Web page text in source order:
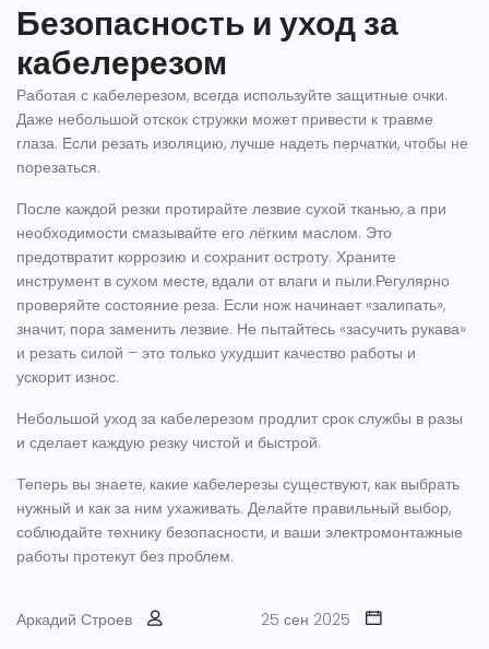
Безопасность и уход за
кабелерезом
Работая с кабелерезом, всегда используйте защитные очки.
Даже небольшой отскок стружки может привести к травме
глаза. Если резать изоляцию, лучше надеть перчатки, чтобы не
порезаться.
После каждой резки протирайте лезвие сухой тканью, а при
необходимости смазывайте его лёгким маслом. Это
предотвратит коррозию и сохранит остроту. Храните
инструмент в сухом месте, вдали от влаги и пыли.Регулярно
проверяйте состояние реза. Если нож начинает «залипать»,
значит, пора заменить лезвие. Не пытайтесь «засучить рукава»
и резать силой – это только ухудшит качество работы и
ускорит износ.
Небольшой уход за кабелерезом продлит срок службы в разы
и сделает каждую резку чистой и быстрой.
Теперь вы знаете, какие кабелерезы существуют, как выбрать
нужный и как за ним ухаживать. Делайте правильный выбор,
соблюдайте технику безопасности, и ваши электромонтажные
работы протекут без проблем.
Аркадий Строев
25 сен 2025